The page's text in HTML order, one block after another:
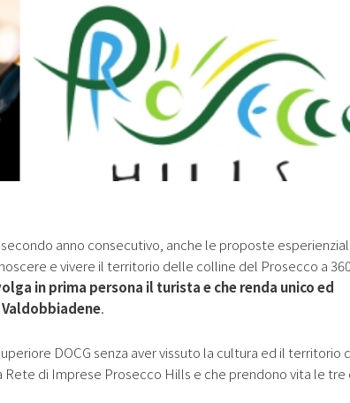
anno consecutivo, anche le proposte esperienziali
e vivere il territorio delle colline del Prosecco a
in prima persona il turista e che renda unico ed
.
DOCG senza aver vissuto la cultura ed il territorio
di Imprese Prosecco Hills e che prendono vita le